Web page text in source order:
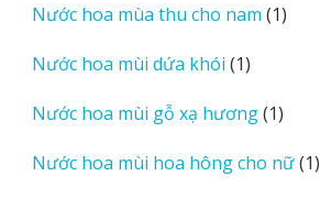
phẩm
Nước hoa mùa thu cho nam 11
Nước hoa mùi dứa khói 11
phẩm
Nước hoa mùi gỗ xạ hương 11
phẩm
Nước hoa mùi hoa hông cho nữ 11